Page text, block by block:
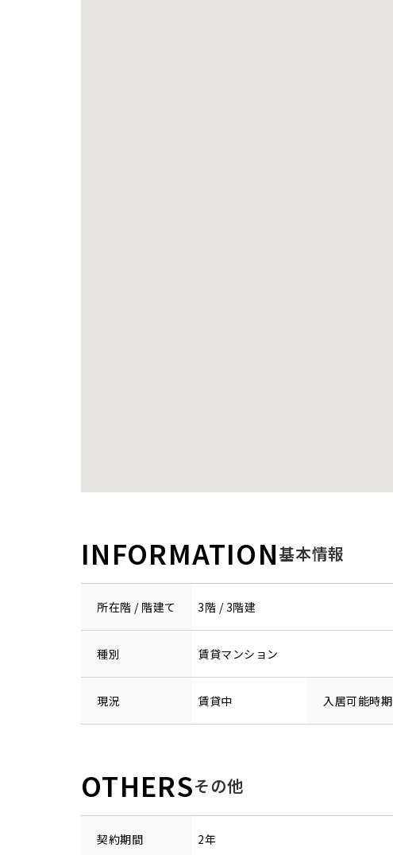
INFORMATION基本情報
所在階 / 階建て 3階 / 3階建
種別 賃貸マンション
現況 賃貸中 入居可能時期
OTHERSその他
契約期間 2年